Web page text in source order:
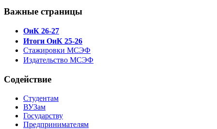
Важные страницы
ОиК 26-27
Итоги ОиК 25-26
Стажировки МСЭФ
Издательство МСЭФ
Содействие
Студентам
ВУЗам
Государству
Предпринимателям